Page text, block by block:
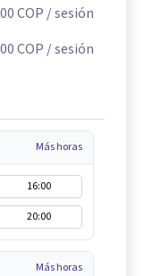
COP / sesión
COP / sesión
Más horas
16:00
20:00
Más horas